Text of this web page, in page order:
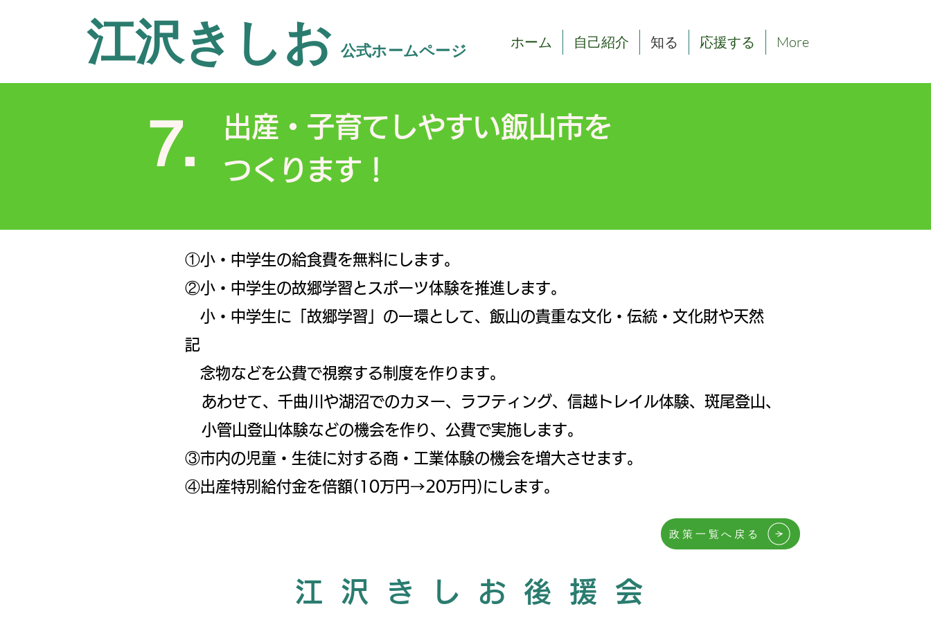
江沢きしお ​公式ホームページ ホーム 自己紹介 知る 応援する More
⒎
​出産・子育てしやすい飯山市を
つくります！
①小・中学生の給食費を無料にします。
②小・中学生の故郷学習とスポーツ体験を推進します。
小・中学生に「故郷学習」の一環として、飯山の貴重な文化・伝統・文化財や天然
記
念物などを公費で視察する制度を作ります。
あわせて、千曲川や湖沼でのカヌー、ラフティング、信越トレイル体験、斑尾登山、
小管山登山体験などの機会を作り、公費で実施します。
③市内の児童・生徒に対する商・工業体験の機会を増大させます。
​④出産特別給付金を倍額(10万円→20万円)にします。
政策一覧へ戻る
江沢きしお後援会